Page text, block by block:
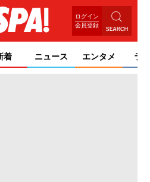
ログイン
会員登録
着 ニュース エンタメ ライ